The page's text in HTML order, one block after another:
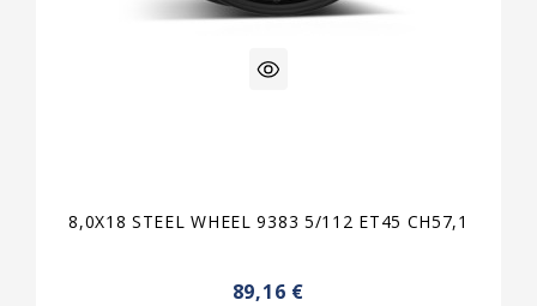
8,0X18 STEEL WHEEL 9383 5/112 ET45 CH57,1
89,16 €